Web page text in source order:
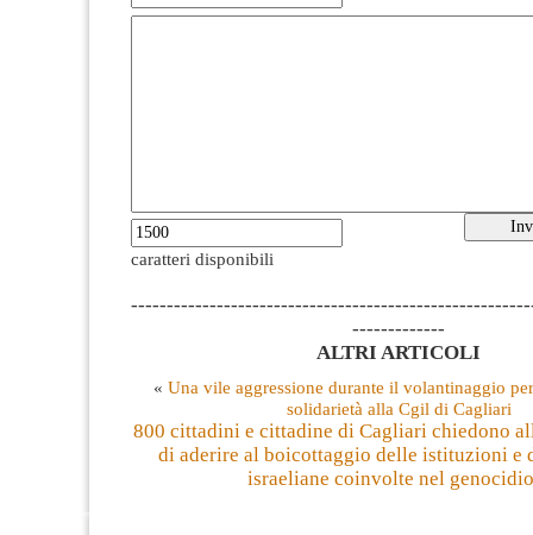
caratteri disponibili
-------------
ALTRI ARTICOLI
« Una vile aggressione durante il volantinaggio
solidarietà alla Cgil di Cagliari
800 cittadini e cittadine di Cagliari chiedono
di aderire al boicottaggio delle istituzioni e
israeliane coinvolte nel genocidio